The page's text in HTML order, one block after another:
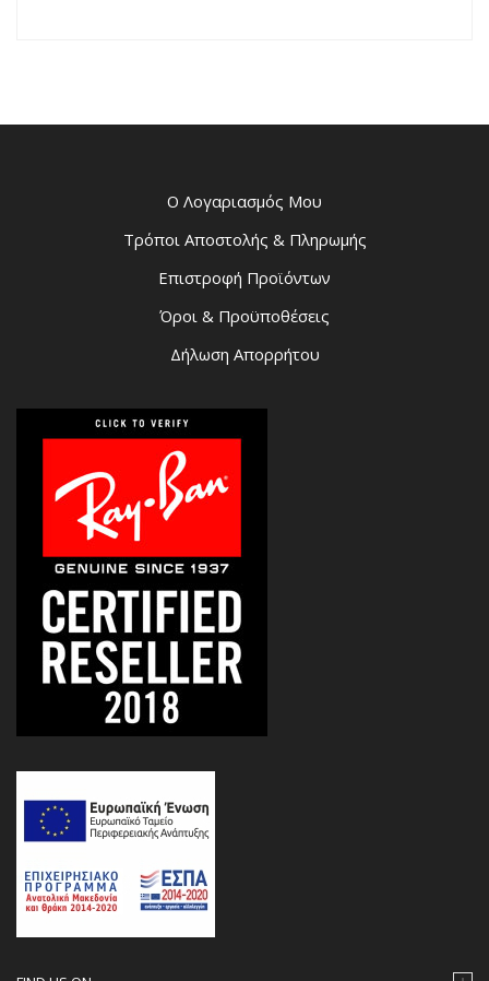
Ο Λογαριασμός Μου
Τρόποι Αποστολής & Πληρωμής
Επιστροφή Προϊόντων
Όροι & Προϋποθέσεις
Δήλωση Απορρήτου